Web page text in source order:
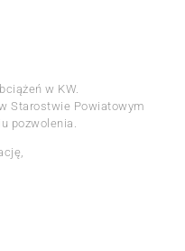
w KW.
Starostwie Powiatowym
pozwolenia.